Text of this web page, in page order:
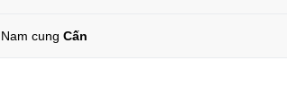
Nam cung Cấn